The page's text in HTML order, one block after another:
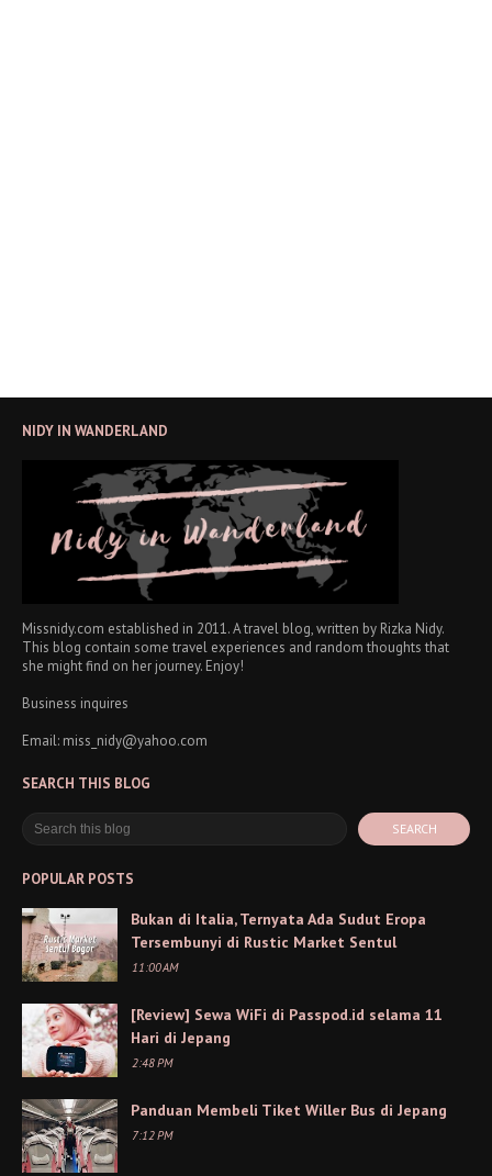
NIDY IN WANDERLAND
Missnidy.com established in 2011. A travel blog, written by Rizka Nidy.
This blog contain some travel experiences and random thoughts that
she might find on her journey. Enjoy!
Business inquires
Email: miss_nidy@yahoo.com
SEARCH THIS BLOG
POPULAR POSTS
Bukan di Italia, Ternyata Ada Sudut Eropa
Tersembunyi di Rustic Market Sentul
11:00 AM
[Review] Sewa WiFi di Passpod.id selama 11
Hari di Jepang
2:48 PM
Panduan Membeli Tiket Willer Bus di Jepang
7:12 PM